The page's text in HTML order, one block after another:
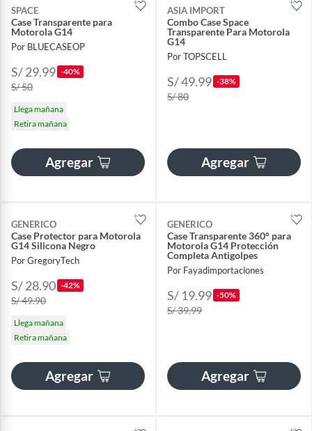
SPACE
Case Transparente para
Motorola G14
Por BLUECASEOP
S/ 29.99 -40%
S/ 50
Llega mañana
Retira mañana
Agregar
ASIA IMPORT
Combo Case Space
Transparente Para Motorola
G14
Por TOPSCELL
S/ 49.99 -38%
S/ 80
Agregar
GENERICO
Case Protector para Motorola
G14 Silicona Negro
Por GregoryTech
S/ 28.90 -42%
S/ 49.90
Llega mañana
Retira mañana
Agregar
GENERICO
Case Transparente 360° para
Motorola G14 Protección
Completa Antigolpes
Por Fayadimportaciones
S/ 19.99 -50%
S/ 39.99
Agregar